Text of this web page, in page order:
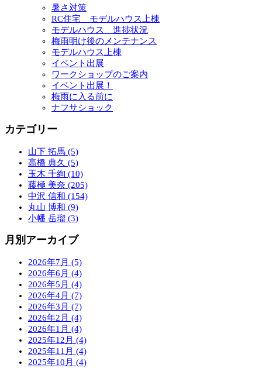
暑さ対策
RC住宅 モデルハウス上棟
モデルハウス 進捗状況
梅雨明け後のメンテナンス
モデルハウス上棟
イベント出展
ワークショップのご案内
イベント出展！
梅雨に入る前に
ナフサショック
カテゴリー
山下 拓馬 (5)
高橋 典久 (5)
玉木 千絢 (10)
藤極 美奈 (205)
中沢 信和 (154)
丸山 博和 (9)
小幡 岳瑠 (3)
月別アーカイブ
2026年7月 (5)
2026年6月 (4)
2026年5月 (4)
2026年4月 (7)
2026年3月 (7)
2026年2月 (4)
2026年1月 (4)
2025年12月 (4)
2025年11月 (4)
2025年10月 (4)